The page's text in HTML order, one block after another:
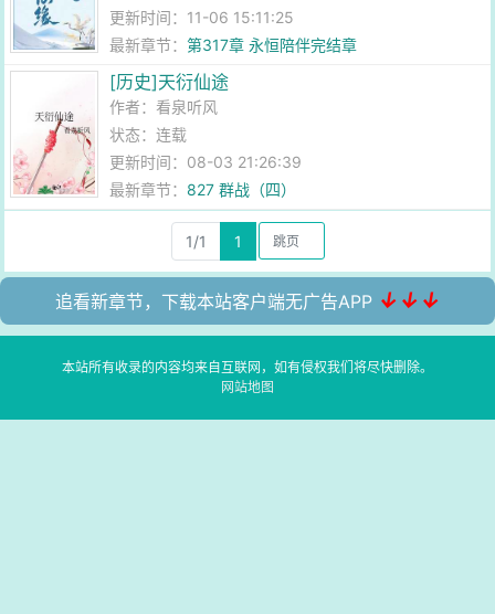
更新时间：11-06 15:11:25
最新章节：第317章 永恒陪伴完结章
[历史]天衍仙途
作者： 看泉听风
状态：连载
更新时间：08-03 21:26:39
最新章节： 827 群战（四）
1/1 1
追看新章节，下载本站客户端无广告APP ↓↓↓
本站所有收录的内容均来自互联网，如有侵权我们将尽快删除。
网站地图